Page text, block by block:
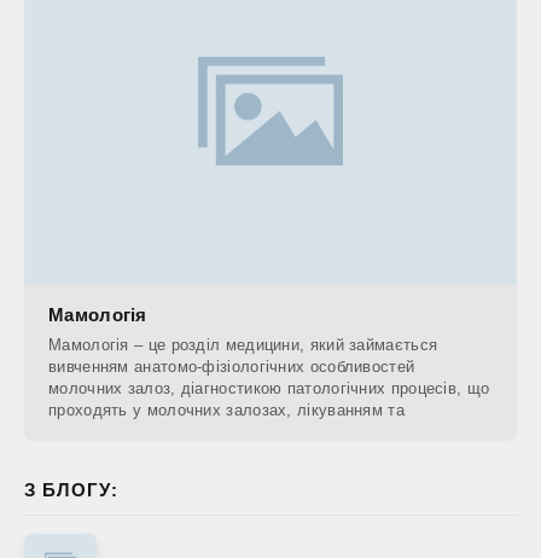
Мамологія
Мамологія – це розділ медицини, який займається
вивченням анатомо-фізіологічних особливостей
молочних залоз, діагностикою патологічних процесів, що
проходять у молочних залозах, лікуванням та
З БЛОГУ: